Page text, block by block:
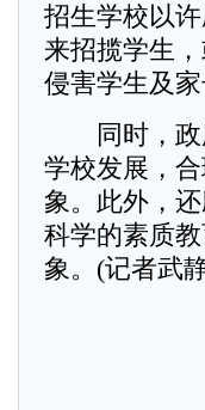
招生学校以
来招揽学生
侵害学生及家
同时，政
学校发展，
象。此外，
科学的素质
象。(记者武